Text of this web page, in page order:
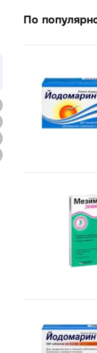
По